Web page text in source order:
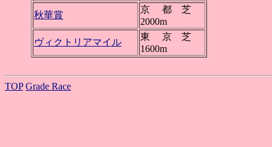
秋華賞
京 都 芝
2000m
ヴィクトリアマイル
東 京 芝
1600m
TOP Grade Race